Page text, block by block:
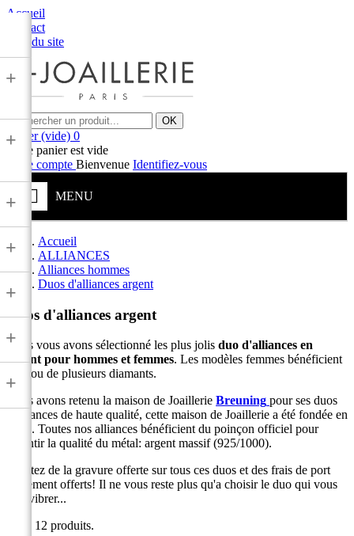
Accueil
Contact
Plan du site
OK
Panier (vide) 0
Votre panier est vide
Votre compte Bienvenue Identifiez-vous
MENU
+
+
+
+
+
+
+
Accueil
ALLIANCES
Alliances hommes
Duos d'alliances argent
Duos d'alliances argent
Nous vous avons sélectionné les plus jolis duo d'alliances en
argent pour hommes et femmes. Les modèles femmes bénéficient
d'un ou de plusieurs diamants.
Nous avons retenu la maison de Joaillerie Breuning pour ses duos
d'alliances de haute qualité, cette maison de Joaillerie a été fondée en
1927. Toutes nos alliances bénéficient du poinçon officiel pour
garantir la qualité du métal: argent massif (925/1000).
Profitez de la gravure offerte sur tous ces duos et des frais de port
également offerts! Il ne vous reste plus qu'a choisir le duo qui vous
fera vibrer...
Il y a 12 produits.